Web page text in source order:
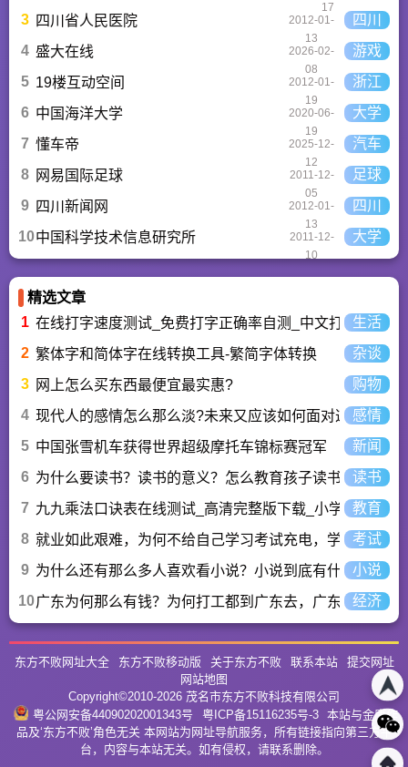
17
3 四川省人民医院
2012-01-
13
四川
4 盛大在线
2026-02-
08
游戏
5 19楼互动空间
2012-01-
19
浙江
6 中国海洋大学
2020-06-
19
大学
7 懂车帝
2025-12-
12
汽车
8
网易国际足球
2011-12-
05
足球
9 四川新闻网
2012-01-
13
四川
10中国科学技术信息研究所
2011-12-
10
大学
精选文章
1 在线打字速度测试_免费打字正确率自测_中文打字水平测
生活
2 繁体字和简体字在线转换工具-繁简字体转换
杂谈
3
网上怎么买东西最便宜最实惠?
购物
4 现代人的感情怎么那么淡?未来又应该如何面对这人情淡
感情
5 中国张雪机车获得世界超级摩托车锦标赛冠军
新闻
6 为什么要读书？读书的意义？怎么教育孩子读书？读书
7 九九乘法口诀表在线测试_高清完整版下载_小学数学口算
教育
8 就业如此艰难，为何不给自己学习考试充电，学一技之长
考试
9 为什么还有那么多人喜欢看小说？小说到底有什么魅力长
小说
10广东为何那么有钱？为何打工都到广东去，广东连续37年
经济
东方不败网址大全 东方不败移动版 关于东方不败 联系本站
提交网址
网站地图
Copyright©2010-2026 茂名市东方不败科技有限公司
粤公网安备44090202001343号
粤ICP备15116235号-3 本站与金庸作
品及‘东方不败’角色无关 本网站为网址导航服务，所有链接指向第三方平
台，内容与本站无关。如有侵权，请联系删除。